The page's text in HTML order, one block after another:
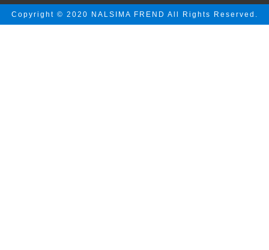
Copyright © 2020 NALSIMA FREND All Rights Reserved.